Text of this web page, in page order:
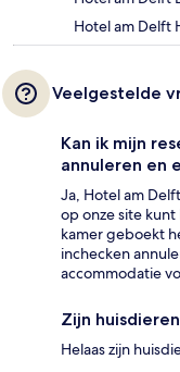
Hotel am Delft
Veelgestelde
Kan ik mijn
annuleren en
Ja, Hotel am
op onze site
kamer geboekt
inchecken
accommodatie
Zijn
Helaas zijn